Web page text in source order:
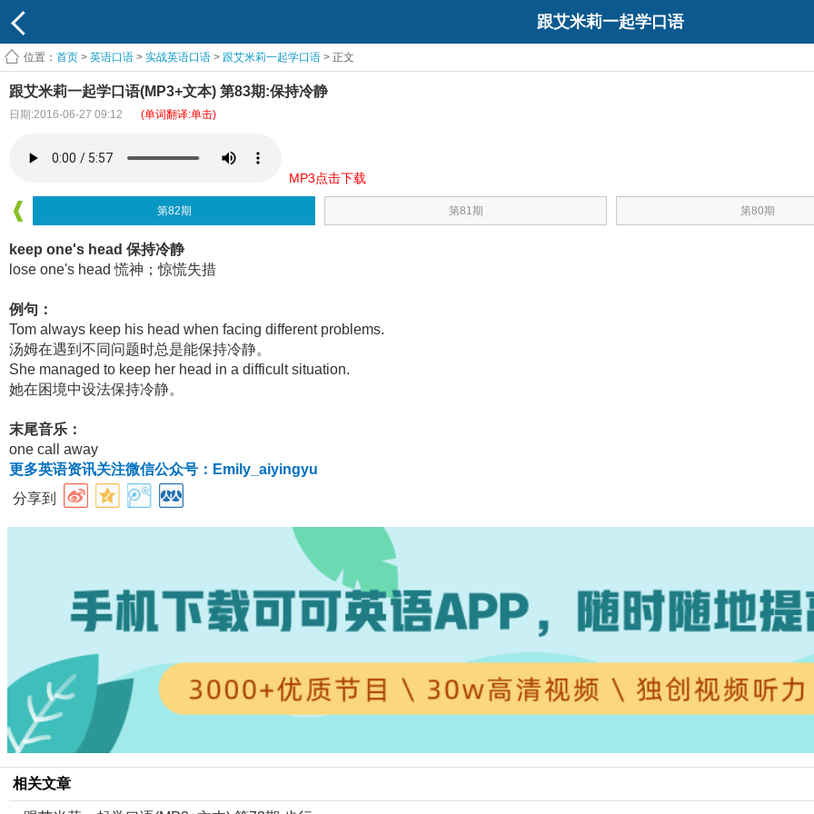
跟艾米莉一起学口语
位置： 首页 > 英语口语 > 实战英语口语 > 跟艾米莉一起学口语 > 正文
跟艾米莉一起学口语(MP3+文本) 第83期:保持冷静
日期:2016-06-27 09:12 (单词翻译:单击)
MP3点击下载
第82期 第81期 第80期
keep one's head 保持冷静
lose one's head 慌神；惊慌失措
例句：
Tom always keep his head when facing different problems.
汤姆在遇到不同问题时总是能保持冷静。
She managed to keep her head in a difficult situation.
她在困境中设法保持冷静。
末尾音乐：
one call away
更多英语资讯关注微信公众号：Emily_aiyingyu
分享到
相关文章